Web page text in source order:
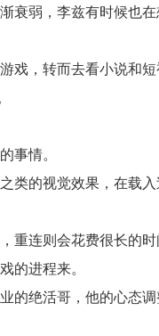
衰弱，李兹有时候也
戏，转而去看小说和
事情。
类的视觉效果，在载
重连则会花费很长的时
的进程来。
的绝活哥，他的心态